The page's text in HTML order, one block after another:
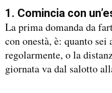
1. Comincia con
La prima domanda da
con onestà, è: quanto
regolarmente, o la
giornata va dal salotto